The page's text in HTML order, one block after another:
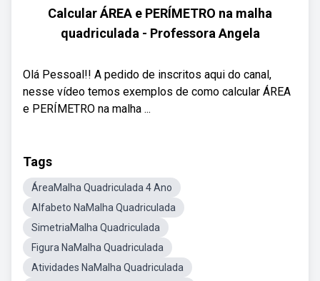
Calcular ÁREA e PERÍMETRO na malha
quadriculada - Professora Angela
Olá Pessoal!! A pedido de inscritos aqui do canal,
nesse vídeo temos exemplos de como calcular ÁREA
e PERÍMETRO na malha ...
Tags
ÁreaMalha Quadriculada 4 Ano
Alfabeto NaMalha Quadriculada
SimetriaMalha Quadriculada
Figura NaMalha Quadriculada
Atividades NaMalha Quadriculada